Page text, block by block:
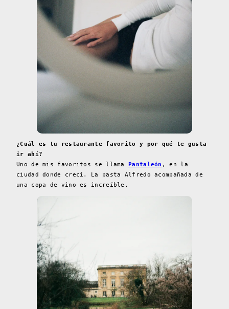
¿Cuál es tu restaurante favorito y por qué te gusta
ir ahí?
Uno de mis favoritos se llama Pantaleón , en la
ciudad donde crecí. La pasta Alfredo acompañada de
una copa de vino es increíble.